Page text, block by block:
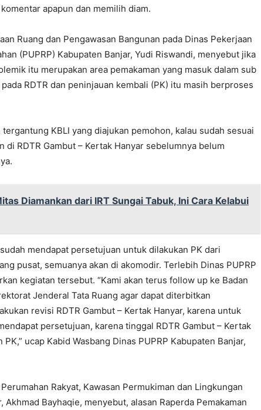
apapun dan memilih diam.
Ruang dan Pengawasan Bangunan pada Dinas Pekerjaan
(PUPRP) Kabupaten Banjar, Yudi Riswandi, menyebut jika
itu merupakan area pemakaman yang masuk dalam sub
RDTR dan peninjauan kembali (PK) itu masih berproses
KBLI yang diajukan pemohon, kalau sudah sesuai
di RDTR Gambut – Kertak Hanyar sebelumnya belum
Diamankan dari IRT Sungai Tabuk, Ini Cara Kelabui
mendapat persetujuan untuk dilakukan PK dari
pusat, semuanya akan di akomodir. Terlebih Dinas PUPRP
kegiatan tersebut. “Kami akan terus follow up ke Badan
Jenderal Tata Ruang agar dapat diterbitkan
revisi RDTR Gambut – Kertak Hanyar, karena untuk
persetujuan, karena tinggal RDTR Gambut – Kertak
ucap Kabid Wasbang Dinas PUPRP Kabupaten Banjar,
Rakyat, Kawasan Permukiman dan Lingkungan
Akhmad Bayhaqie, menyebut, alasan Raperda Pemakaman